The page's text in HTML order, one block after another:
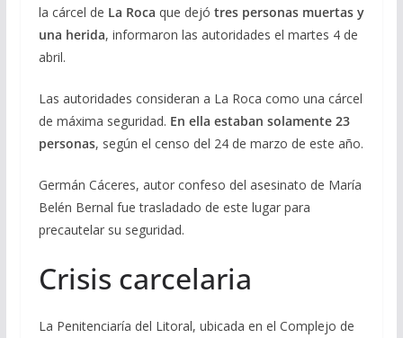
la cárcel de La Roca que dejó tres personas muertas y
una herida, informaron las autoridades el martes 4 de
abril.
Las autoridades consideran a La Roca como una cárcel
de máxima seguridad. En ella estaban solamente 23
personas, según el censo del 24 de marzo de este año.
Germán Cáceres, autor confeso del asesinato de María
Belén Bernal fue trasladado de este lugar para
precautelar su seguridad.
Crisis carcelaria
La Penitenciaría del Litoral, ubicada en el Complejo de